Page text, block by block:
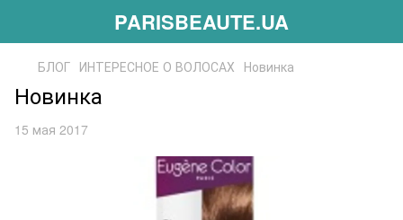
PARISBEAUTE.UA
БЛОГ ИНТЕРЕСНОЕ О ВОЛОСАХ Новинка
Новинка
15 мая 2017